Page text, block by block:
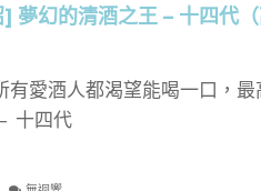
夢幻的清酒之王 – 十四代
有愛酒人都渴望能喝一口，最
十四代